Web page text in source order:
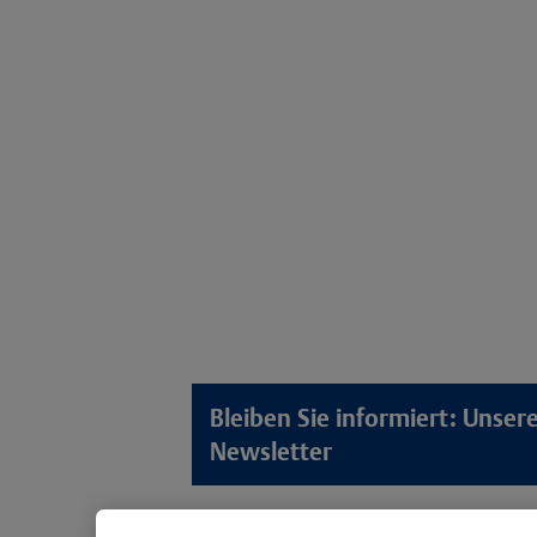
Bleiben Sie informiert:
Newsletter